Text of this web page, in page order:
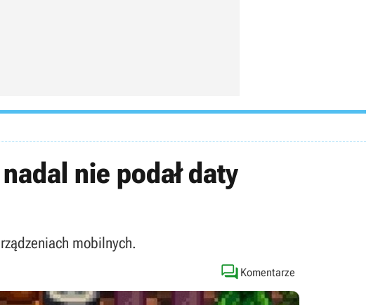
nie podał daty
mobilnych.
 Komentarze